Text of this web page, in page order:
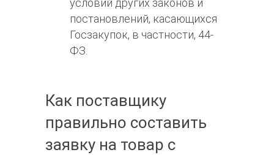
условий других законов и
постановлений, касающихся
Госзакупок, в частности, 44-
ФЗ.
Как поставщику
правильно составить
заявку на товар с